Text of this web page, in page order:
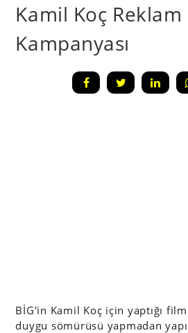
Kamil Koç Reklam
Kampanyası
BİG'in Kamil Koç için yaptığı
duygu sömürüsü yapmadan